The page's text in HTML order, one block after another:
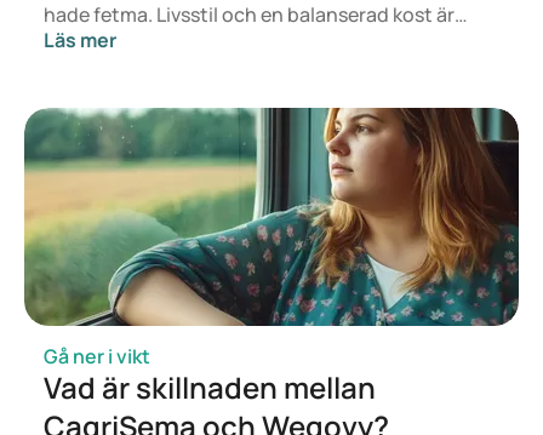
hade fetma. Livsstil och en balanserad kost är
grunden för en hälsosam vikt, men om det inte
är utvecklat för behandling av typ 2-diabetes,
medan Wegovy är framtaget för viktminskning
och viktkontroll. Mounjaro har dock också positiva
effekter på viktminskning och viktkontroll. I den
här artikeln går vi igenom båda läkemedlen, deras
effekter på vikten, de viktigaste skillnaderna och
biverkningarna.
Läs mer
Gå ner i vikt
Vad är skillnaden mellan
CagriSema och Wegovy?